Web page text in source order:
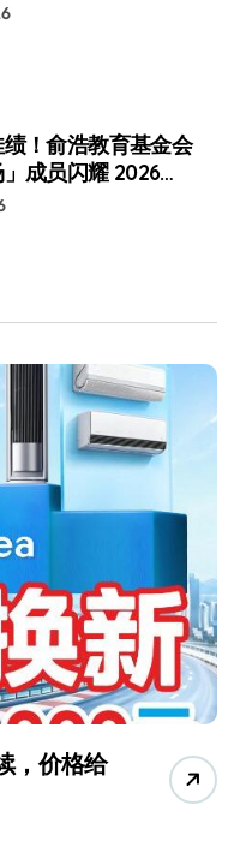
！俞浩教育基金会
」成员闪耀 2026
器人世界杯
，价格给